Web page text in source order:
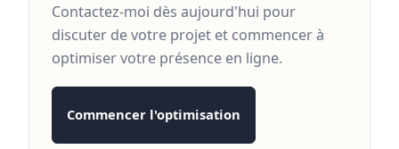
Contactez-moi dès aujourd'hui pour
discuter de votre projet et commencer à
optimiser votre présence en ligne.
Commencer l'optimisation